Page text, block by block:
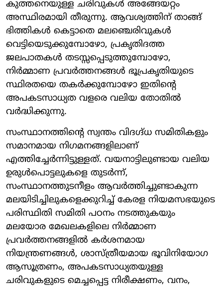
കുത്തനെയുള്ള ചരിവുകൾ അങ്ങേയറ്റം
അസ്ഥിരമായി തീരുന്നു. ആവശ്യത്തിന് താങ്ങ്
ഭിത്തികൾ കെട്ടാതെ മലഞ്ചെരിവുകൾ
വെട്ടിയെടുക്കുമ്പോഴോ, പ്രകൃതിദത്ത
ജലപാതകൾ തടസ്സപ്പെടുത്തുമ്പോഴോ,
നിർമ്മാണ പ്രവർത്തനങ്ങൾ ഭൂപ്രകൃതിയുടെ
സ്ഥിരതയെ തകർക്കുമ്പോഴോ ഇതിന്റെ
അപകടസാധ്യത വളരെ വലിയ തോതിൽ
വർദ്ധിക്കുന്നു.
സംസ്ഥാനത്തിന്റെ സ്വന്തം വിദഗ്ദ്ധ സമിതികളും
സമാനമായ നിഗമനങ്ങളിലാണ്
എത്തിച്ചേർന്നിട്ടുള്ളത്. വയനാട്ടിലുണ്ടായ വലിയ
ഉരുൾപൊട്ടലുകളെ തുടർന്ന്,
സംസ്ഥാനത്തുടനീളം ആവർത്തിച്ചുണ്ടാകുന്ന
മലയിടിച്ചിലുകളെക്കുറിച്ച് കേരള നിയമസഭയുടെ
പരിസ്ഥിതി സമിതി പഠനം നടത്തുകയും
മലയോര മേഖലകളിലെ നിർമ്മാണ
പ്രവർത്തനങ്ങളിൽ കർശനമായ
നിയന്ത്രണങ്ങൾ, ശാസ്ത്രീയമായ ഭൂവിനിയോഗ
ആസൂത്രണം, അപകടസാധ്യതയുള്ള
ചരിവുകളുടെ മെച്ചപ്പെട്ട നിരീക്ഷണം, വനം,